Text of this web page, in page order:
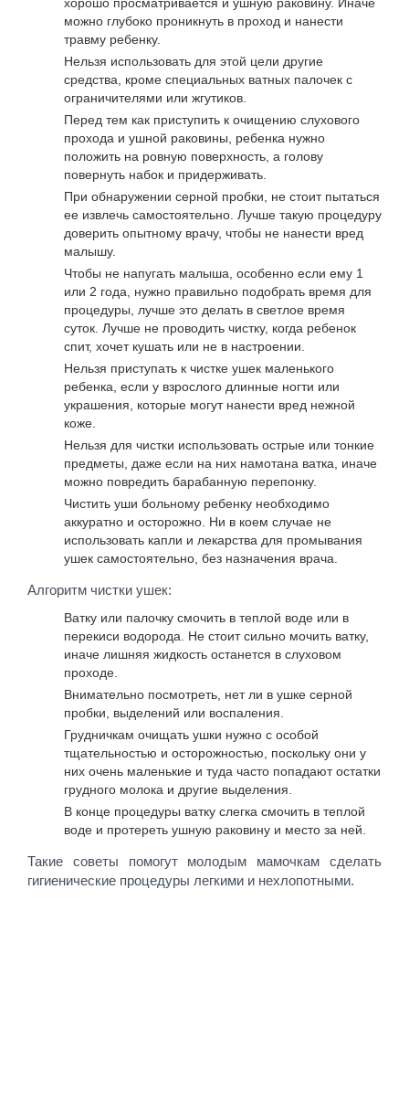
можно глубоко проникнуть в проход и нанести
травму ребенку.
Нельзя использовать для этой цели другие
средства, кроме специальных ватных палочек с
ограничителями или жгутиков.
Перед тем как приступить к очищению слухового
прохода и ушной раковины, ребенка нужно
положить на ровную поверхность, а голову
повернуть набок и придерживать.
При обнаружении серной пробки, не стоит пытаться
ее извлечь самостоятельно. Лучше такую процедуру
доверить опытному врачу, чтобы не нанести вред
малышу.
Чтобы не напугать малыша, особенно если ему 1
или 2 года, нужно правильно подобрать время для
процедуры, лучше это делать в светлое время
суток. Лучше не проводить чистку, когда ребенок
спит, хочет кушать или не в настроении.
Нельзя приступать к чистке ушек маленького
ребенка, если у взрослого длинные ногти или
украшения, которые могут нанести вред нежной
коже.
Нельзя для чистки использовать острые или тонкие
предметы, даже если на них намотана ватка, иначе
можно повредить барабанную перепонку.
Чистить уши больному ребенку необходимо
аккуратно и осторожно. Ни в коем случае не
использовать капли и лекарства для промывания
ушек самостоятельно, без назначения врача.
Алгоритм чистки ушек:
Ватку или палочку смочить в теплой воде или в
перекиси водорода. Не стоит сильно мочить ватку,
иначе лишняя жидкость останется в слуховом
проходе.
Внимательно посмотреть, нет ли в ушке серной
пробки, выделений или воспаления.
Грудничкам очищать ушки нужно с особой
тщательностью и осторожностью, поскольку они у
них очень маленькие и туда часто попадают остатки
грудного молока и другие выделения.
В конце процедуры ватку слегка смочить в теплой
воде и протереть ушную раковину и место за ней.
Такие советы помогут молодым мамочкам сделать
гигиенические процедуры легкими и нехлопотными.